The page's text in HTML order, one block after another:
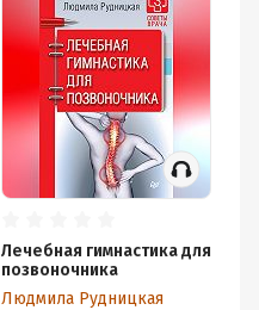
Лечебная гимнастика для
позвоночника
Людмила Рудницкая